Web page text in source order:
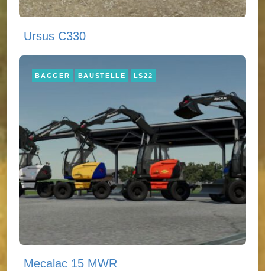
Ursus C330
BAGGER BAUSTELLE LS22
Mecalac 15 MWR